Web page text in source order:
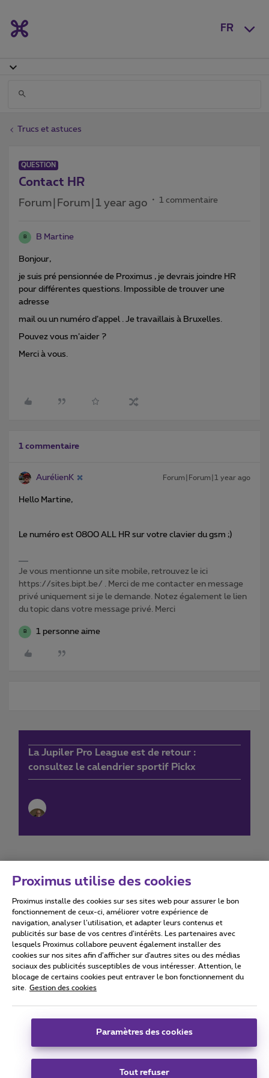
FR
Trucs et astuces
QUESTION
Contact HR
Forum|Forum|1 year ago 1 commentaire
B B Martine
Bonjour,
je suis pré pensionnée de Proximus , je devrais joindre HR
pour différentes questions. Impossible de trouver une
adresse
mail ou un numéro d’appel . Je travaillais à Bruxelles.
Pouvez vous m’aider ?
Merci à vous.
1 commentaire
AurélienK Forum|Forum|1 year ago
Hello Martine,
Le numéro est 0800 ALL HR sur votre clavier du gsm ;)
Je vous mentionne un site mobile, retrouvez le ici
https://sites.bipt.be/ . Merci de me contacter en message
privé uniquement si je le demande. Notez également le lien
du topic dans votre message privé. Merci
B 1 personne aime
La Jupiler Pro League est de retour :
consultez le calendrier sportif Pickx
Conditions d'utilisation Accessibility statement
Tous droits réservés. © 2026
Conditions générales, info consommateur
Coordonnées de l’entreprise
Boulevard du Roi Albert II 27 - B-1030 Bruxelles.
Proximus utilise des cookies
Proximus installe des cookies sur ses sites web pour assurer le bon
fonctionnement de ceux-ci, améliorer votre expérience de
navigation, analyser l’utilisation, et adapter leurs contenus et
publicités sur base de vos centres d’intérêts. Les partenaires avec
lesquels Proximus collabore peuvent également installer des
cookies sur nos sites afin d’afficher sur d'autres sites ou des médias
sociaux des publicités susceptibles de vous intéresser. Attention, le
blocage de certains cookies peut entraver le bon fonctionnement du
site.
Gestion des cookies
Paramètres des cookies
Tout refuser